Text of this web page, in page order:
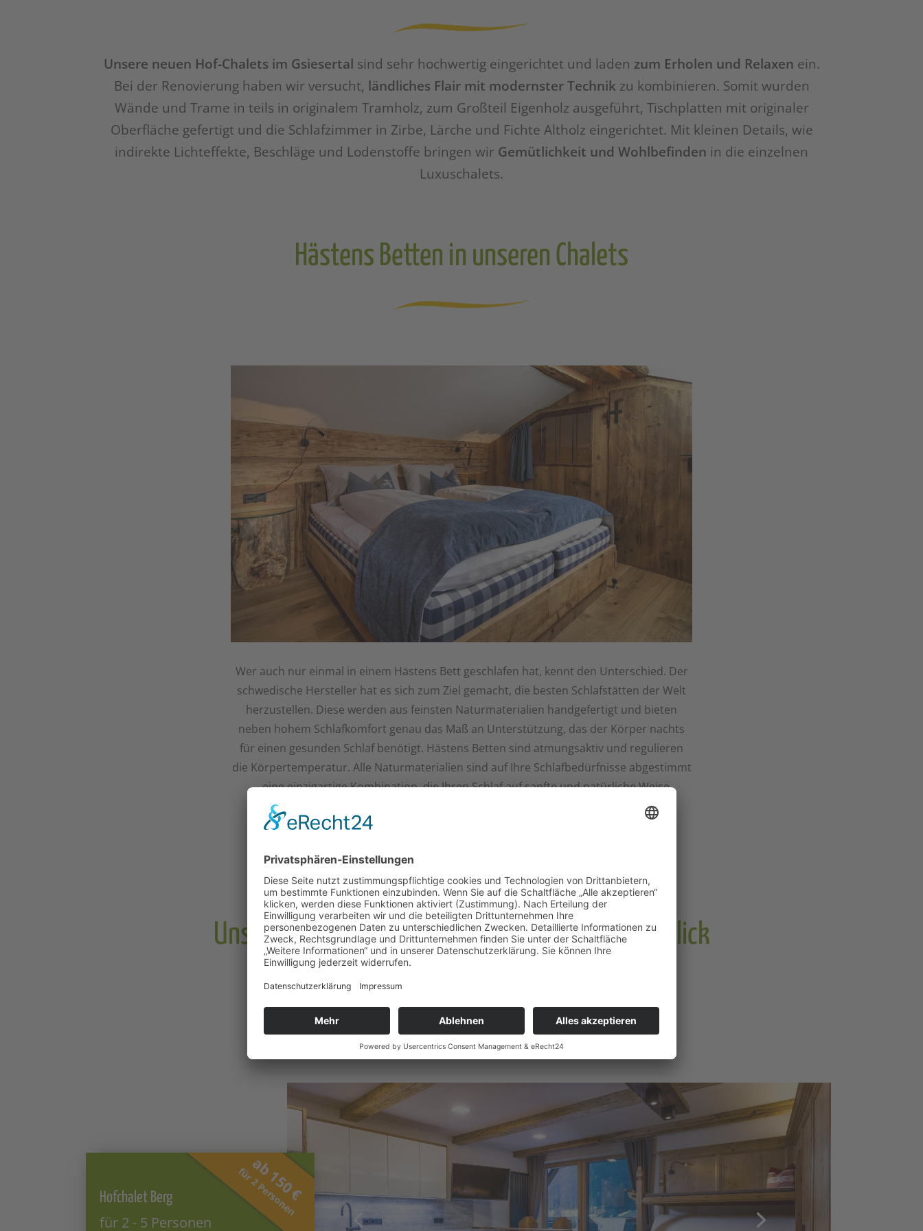
Unsere neuen Hof-Chalets im Gsiesertal sind sehr hochwertig eingerichtet und laden zum Erholen und Relaxen ein.
Bei der Renovierung haben wir versucht, ländliches Flair mit modernster Technik zu kombinieren. Somit wurden
Wände und Trame in teils in originalem Tramholz, zum Großteil Eigenholz ausgeführt, Tischplatten mit originaler
Oberfläche gefertigt und die Schlafzimmer in Zirbe, Lärche und Fichte Altholz eingerichtet. Mit kleinen Details, wie
indirekte Lichteffekte, Beschläge und Lodenstoffe bringen wir Gemütlichkeit und Wohlbefinden in die einzelnen
Luxuschalets.
Hästens Betten in unseren Chalets
Wer auch nur einmal in einem Hästens Bett geschlafen hat, kennt den Unterschied. Der
schwedische Hersteller hat es sich zum Ziel gemacht, die besten Schlafstätten der Welt
herzustellen. Diese werden aus feinsten Naturmaterialien handgefertigt und bieten
neben hohem Schlafkomfort genau das Maß an Unterstützung, das der Körper nachts
für einen gesunden Schlaf benötigt. Hästens Betten sind atmungsaktiv und regulieren
die Körpertemperatur. Alle Naturmaterialien sind auf Ihre Schlafbedürfnisse abgestimmt
– eine einzigartige Kombination, die Ihren Schlaf auf sanfte und natürliche Weise
…mehr über Hästens Betten erfahren
Unsere luxuriösen Chalet-Wohnungen im Überblick
ab 150 €
für 2 Personen
Hofchalet Berg
für 2 - 5 Personen